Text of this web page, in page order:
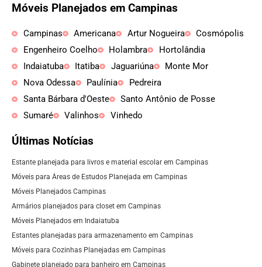
Móveis Planejados em Campinas
Campinas Americana Artur Nogueira
Cosmópolis
Engenheiro Coelho
Holambra
Hortolândia
Indaiatuba
Itatiba Jaguariúna
Monte Mor
Nova Odessa
Paulínia
Pedreira
Santa Bárbara d'Oeste
Santo Antônio de Posse
Sumaré
Valinhos Vinhedo
Últimas Notícias
Estante planejada para livros e material escolar em Campinas
Móveis para Áreas de Estudos Planejada em Campinas
Móveis Planejados Campinas
Armários planejados para closet em Campinas
Móveis Planejados em Indaiatuba
Estantes planejadas para armazenamento em Campinas
Móveis para Cozinhas Planejadas em Campinas
Gabinete planejado para banheiro em Campinas